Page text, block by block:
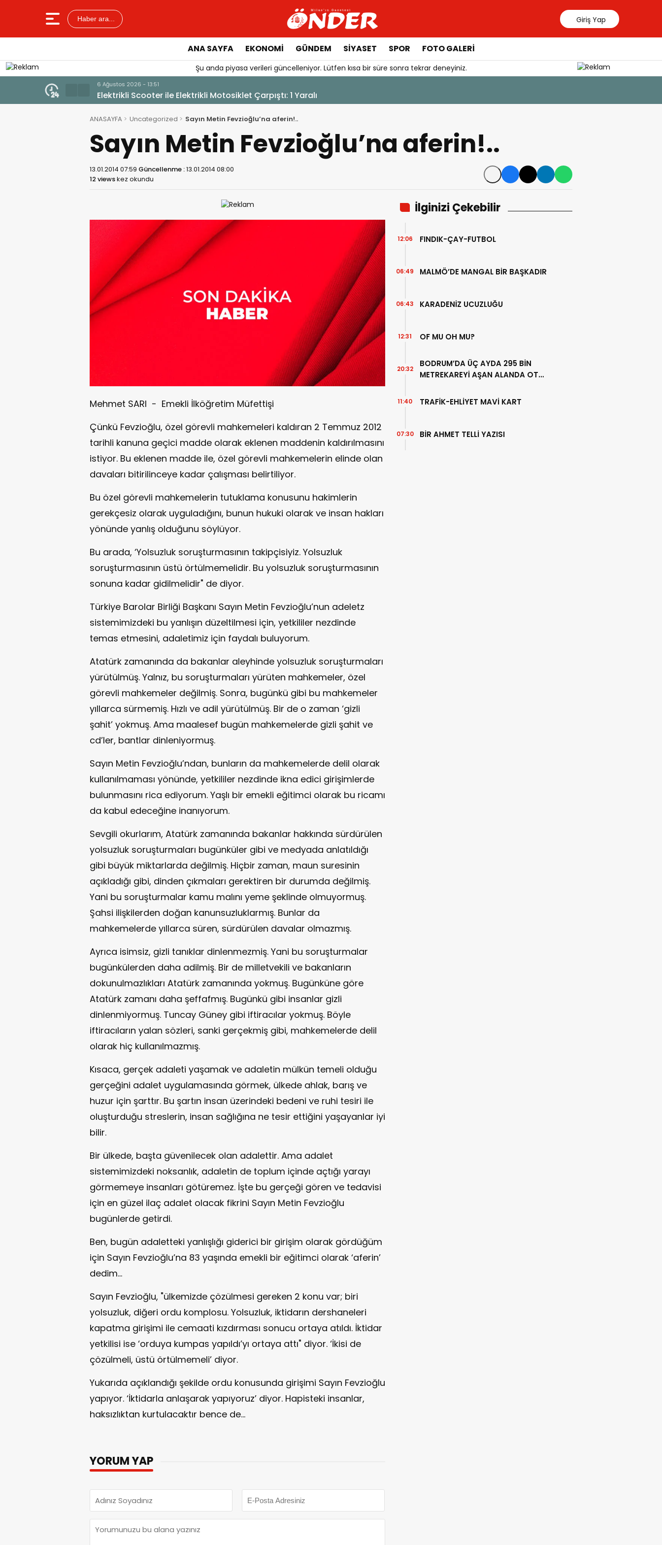
Haber ara... Giriş Yap
ANA SAYFA EKONOMİ GÜNDEM SİYASET SPOR FOTO GALERİ
Şu anda piyasa verileri güncelleniyor. Lütfen kısa bir süre sonra tekrar deneyiniz.
6 Ağustos 2026 - 12:17
Güllük’te Alevler Büyümeden Durduruldu
ANASAYFA Uncategorized Sayın Metin Fevzioğlu’na aferin!..
Sayın Metin Fevzioğlu’na aferin!..
13.01.2014 07:59 Güncellenme :13.01.2014 08:00
12 viewskez okundu
Mehmet SARI - Emekli İlköğretim Müfettişi
Çünkü Fevzioğlu, özel görevli mahkemeleri kaldıran 2 Temmuz 2012
tarihli kanuna geçici madde olarak eklenen maddenin kaldırılmasını
istiyor. Bu eklenen madde ile, özel görevli mahkemelerin elinde olan
davaları bitirilinceye kadar çalışması belirtiliyor.
Bu özel görevli mahkemelerin tutuklama konusunu hakimlerin
gerekçesiz olarak uyguladığını, bunun hukuki olarak ve insan hakları
yönünde yanlış olduğunu söylüyor.
Bu arada, ‘Yolsuzluk soruşturmasının takipçisiyiz. Yolsuzluk
soruşturmasının üstü örtülmemelidir. Bu yolsuzluk soruşturmasının
sonuna kadar gidilmelidir" de diyor.
Türkiye Barolar Birliği Başkanı Sayın Metin Fevzioğlu’nun adeletz
sistemimizdeki bu yanlışın düzeltilmesi için, yetkililer nezdinde
temas etmesini, adaletimiz için faydalı buluyorum.
Atatürk zamanında da bakanlar aleyhinde yolsuzluk soruşturmaları
yürütülmüş. Yalnız, bu soruşturmaları yürüten mahkemeler, özel
görevli mahkemeler değilmiş. Sonra, bugünkü gibi bu mahkemeler
yıllarca sürmemiş. Hızlı ve adil yürütülmüş. Bir de o zaman ‘gizli
şahit’ yokmuş. Ama maalesef bugün mahkemelerde gizli şahit ve
cd’ler, bantlar dinleniyormuş.
Sayın Metin Fevzioğlu’ndan, bunların da mahkemelerde delil olarak
kullanılmaması yönünde, yetkililer nezdinde ikna edici girişimlerde
bulunmasını rica ediyorum. Yaşlı bir emekli eğitimci olarak bu ricamı
da kabul edeceğine inanıyorum.
Sevgili okurlarım, Atatürk zamanında bakanlar hakkında sürdürülen
yolsuzluk soruşturmaları bugünküler gibi ve medyada anlatıldığı
gibi büyük miktarlarda değilmiş. Hiçbir zaman, maun suresinin
açıkladığı gibi, dinden çıkmaları gerektiren bir durumda değilmiş.
Yani bu soruşturmalar kamu malını yeme şeklinde olmuyormuş.
Şahsi ilişkilerden doğan kanunsuzluklarmış. Bunlar da
mahkemelerde yıllarca süren, sürdürülen davalar olmazmış.
Ayrıca isimsiz, gizli tanıklar dinlenmezmiş. Yani bu soruşturmalar
bugünkülerden daha adilmiş. Bir de milletvekili ve bakanların
dokunulmazlıkları Atatürk zamanında yokmuş. Bugünküne göre
Atatürk zamanı daha şeffafmış. Bugünkü gibi insanlar gizli
dinlenmiyormuş. Tuncay Güney gibi iftiracılar yokmuş. Böyle
iftiracıların yalan sözleri, sanki gerçekmiş gibi, mahkemelerde delil
olarak hiç kullanılmazmış.
Kısaca, gerçek adaleti yaşamak ve adaletin mülkün temeli olduğu
gerçeğini adalet uygulamasında görmek, ülkede ahlak, barış ve
huzur için şarttır. Bu şartın insan üzerindeki bedeni ve ruhi tesiri ile
oluşturduğu streslerin, insan sağlığına ne tesir ettiğini yaşayanlar iyi
bilir.
Bir ülkede, başta güvenilecek olan adalettir. Ama adalet
sistemimizdeki noksanlık, adaletin de toplum içinde açtığı yarayı
görmemeye insanları götüremez. İşte bu gerçeği gören ve tedavisi
için en güzel ilaç adalet olacak fikrini Sayın Metin Fevzioğlu
bugünlerde getirdi.
Ben, bugün adaletteki yanlışlığı giderici bir girişim olarak gördüğüm
için Sayın Fevzioğlu’na 83 yaşında emekli bir eğitimci olarak ‘aferin’
dedim…
Sayın Fevzioğlu, "ülkemizde çözülmesi gereken 2 konu var; biri
yolsuzluk, diğeri ordu komplosu. Yolsuzluk, iktidarın dershaneleri
kapatma girişimi ile cemaati kızdırması sonucu ortaya atıldı. İktidar
yetkilisi ise ‘orduya kumpas yapıldı’yı ortaya attı" diyor. ‘İkisi de
çözülmeli, üstü örtülmemeli’ diyor.
Yukarıda açıklandığı şekilde ordu konusunda girişimi Sayın Fevzioğlu
yapıyor. ‘İktidarla anlaşarak yapıyoruz’ diyor. Hapisteki insanlar,
haksızlıktan kurtulacaktır bence de…
YORUM YAP
İlginizi Çekebilir
FINDIK-ÇAY-FUTBOL
12:06
MALMÖ’DE MANGAL BİR BAŞKADIR
06:49
KARADENİZ UCUZLUĞU
06:43
OF MU OH MU?
12:31
BODRUM’DA ÜÇ AYDA 295 BİN
METREKAREYİ AŞAN ALANDA OT
20:32
TRAFİK-EHLİYET MAVİ KART
11:40
BİR AHMET TELLİ YAZISI
07:30